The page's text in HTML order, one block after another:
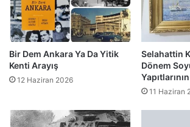
Bir Dem Ankara Ya Da Yitik
Kenti Arayış
12 Haziran 2026
Selahattin
Dönem
11 Haziran